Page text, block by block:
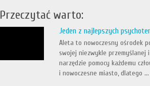
Przeczytać warto:
Jeden z najlepszych
Aleta to nowoczesny ośrodek
swojej niezwykle przemyślanej
narzędzie pomocy każdemu
i nowoczesne miasto, dlatego ...